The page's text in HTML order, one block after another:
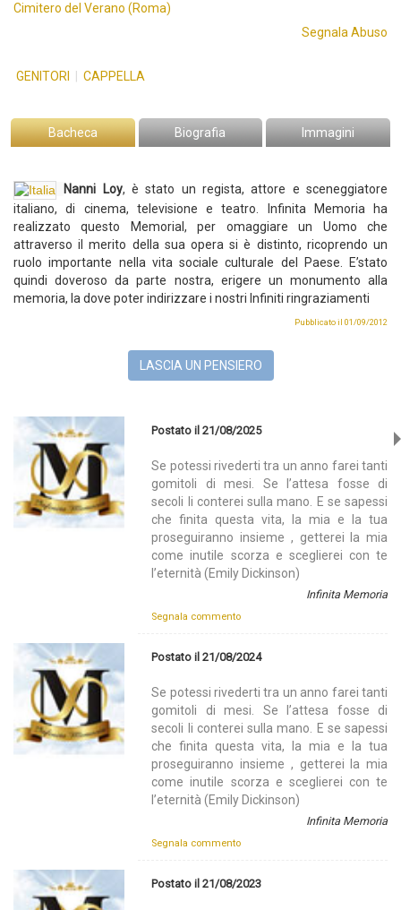
Cimitero del Verano (Roma)
Segnala Abuso
GENITORI CAPPELLA
Bacheca Biografia Immagini
Nanni Loy,è stato un regista, attore e sceneggiatore
italiano, di cinema, televisione e teatro.
Infinita Memoria ha
realizzato questo Memorial, per omaggiare un Uomo che
attraverso il merito della sua opera si è distinto, ricoprendo un
ruolo importante nella vita sociale culturale del Paese. E’stato
quindi doveroso da parte nostra, erigere un monumento alla
memoria, la dove poter indirizzare i nostri Infiniti ringraziamenti
Pubblicato il 01/09/2012
LASCIA UN PENSIERO
Postato il 21/08/2025
Se potessi rivederti tra un anno farei tanti
gomitoli di mesi. Se l’attesa fosse di
secoli li conterei sulla mano. E se sapessi
che finita questa vita, la mia e la tua
proseguiranno insieme , getterei la mia
come inutile scorza e sceglierei con te
l’eternità (Emily Dickinson)
Infinita Memoria
Segnala commento
Postato il 21/08/2024
Se potessi rivederti tra un anno farei tanti
gomitoli di mesi. Se l’attesa fosse di
secoli li conterei sulla mano. E se sapessi
che finita questa vita, la mia e la tua
proseguiranno insieme , getterei la mia
come inutile scorza e sceglierei con te
l’eternità (Emily Dickinson)
Infinita Memoria
Segnala commento
Postato il 21/08/2023